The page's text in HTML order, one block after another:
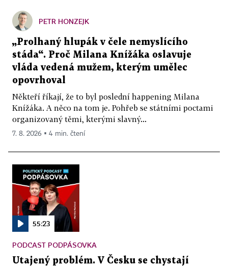
PETR HONZEJK
„Prolhaný hlupák v čele nemyslícího
stáda“. Proč Milana Knížáka oslavuje
vláda vedená mužem, kterým umělec
opovrhoval
Někteří říkají, že to byl poslední happening Milana
Knížáka. A něco na tom je. Pohřeb se státními poctami
organizovaný těmi, kterými slavný...
7. 8. 2026 ▪ 4 min. čtení
55:23
PODCAST PODPÁSOVKA
Utajený problém. V Česku se chystají